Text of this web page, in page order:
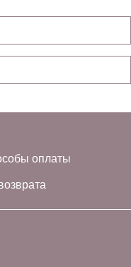
оплаты